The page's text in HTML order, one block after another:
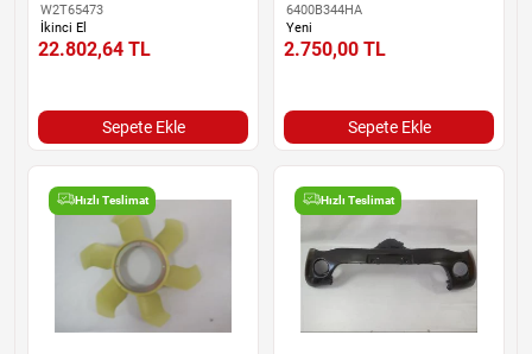
W2T65473
İkinci El
22.802,64 TL
Sepete Ekle
6400B344HA
Yeni
2.750,00 TL
Sepete Ekle
Hızlı Teslimat Hızlı Teslimat